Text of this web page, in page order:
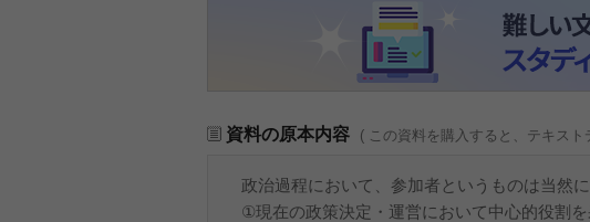
資料の原本内容 ( この資料を購入すると、テキス
政治過程において、参加者というものは当然
①現在の政策決定・運営において中心的役割